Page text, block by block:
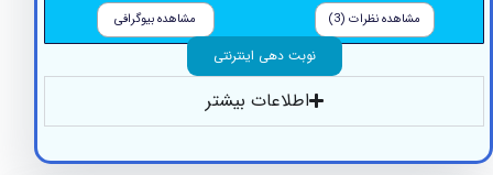
مشاهده نظرات (3) مشاهده بیوگرافی
نوبت دهی اینترنتی
اطلاعات بیشتر